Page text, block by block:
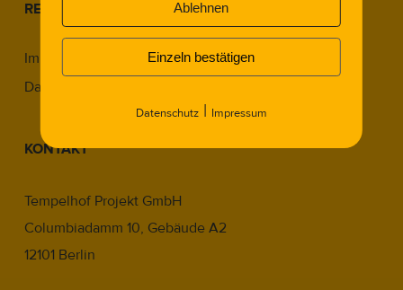
RECHTLICHES
Impressum
Datenschutz
KONTAKT
Tempelhof Projekt GmbH
Columbiadamm 10, Gebäude A2
12101 Berlin
Ablehnen
Einzeln bestätigen
Datenschutz| Impressum